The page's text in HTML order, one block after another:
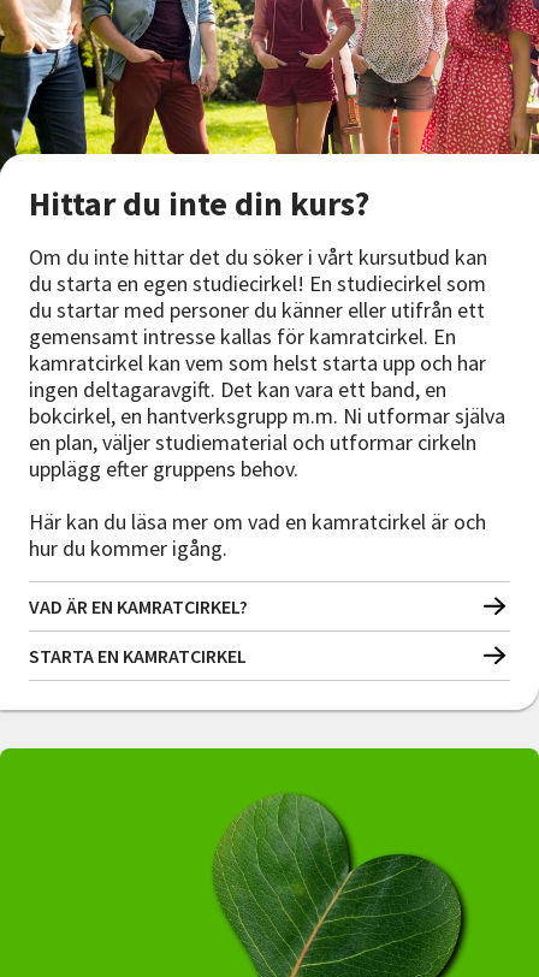
Hittar du inte din kurs?
Om du inte hittar det du söker i vårt kursutbud kan
du starta en egen studiecirkel! En studiecirkel som
du startar med personer du känner eller utifrån ett
gemensamt intresse kallas för kamratcirkel. En
kamratcirkel kan vem som helst starta upp och har
ingen deltagaravgift. Det kan vara ett band, en
bokcirkel, en hantverksgrupp m.m. Ni utformar själva
en plan, väljer studiematerial och utformar cirkeln
upplägg efter gruppens behov.
Här kan du läsa mer om vad en kamratcirkel är och
hur du kommer igång.
VAD ÄR EN KAMRATCIRKEL?
STARTA EN KAMRATCIRKEL